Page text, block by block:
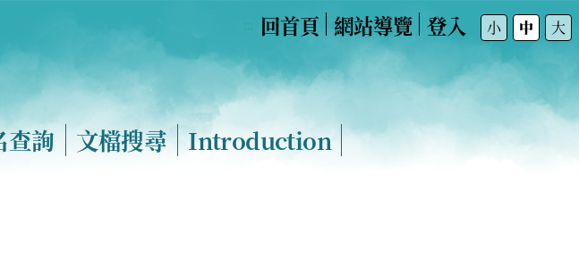
回首頁 網站導覽 登入 小 中 大
查詢 文檔搜尋 Introduction